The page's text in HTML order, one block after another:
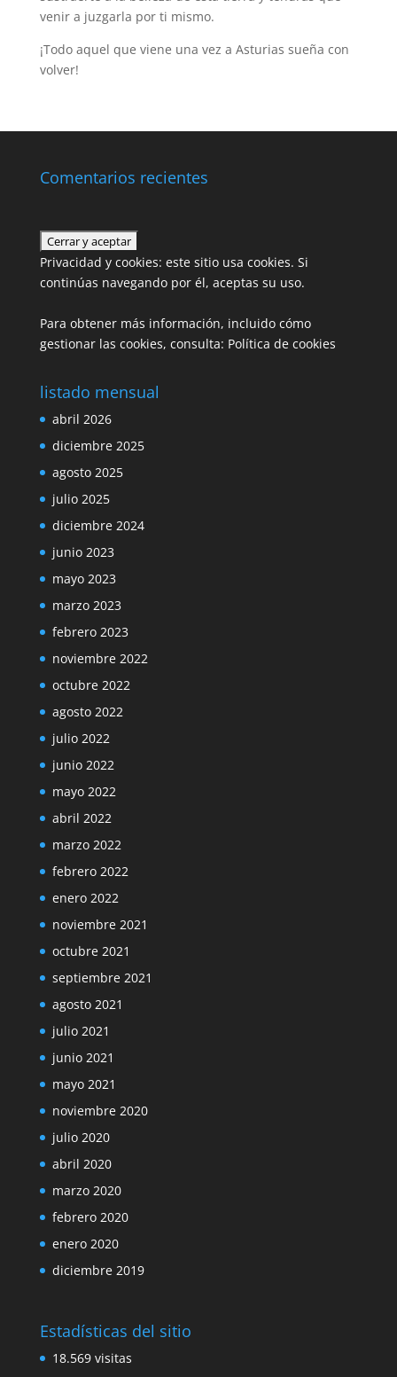
venir a juzgarla por ti mismo.
¡Todo aquel que viene una vez a Asturias sueña con
volver!
Comentarios recientes
Privacidad y cookies: este sitio usa cookies. Si
continúas navegando por él, aceptas su uso.
Para obtener más información, incluido cómo
gestionar las cookies, consulta: Política de cookies
listado mensual
abril 2026
diciembre 2025
agosto 2025
julio 2025
diciembre 2024
junio 2023
mayo 2023
marzo 2023
febrero 2023
noviembre 2022
octubre 2022
agosto 2022
julio 2022
junio 2022
mayo 2022
abril 2022
marzo 2022
febrero 2022
enero 2022
noviembre 2021
octubre 2021
septiembre 2021
agosto 2021
julio 2021
junio 2021
mayo 2021
noviembre 2020
julio 2020
abril 2020
marzo 2020
febrero 2020
enero 2020
diciembre 2019
Estadísticas del sitio
18.569 visitas